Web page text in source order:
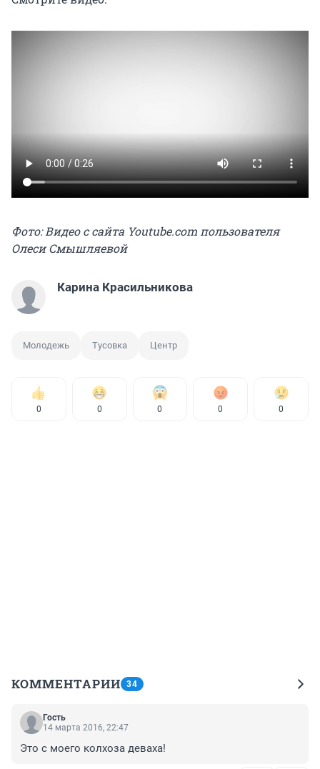
Фото: Видео с сайта Youtube.com пользователя
Олеси Смышляевой
Карина Красильникова
Молодежь Тусовка Центр
0 0 0 0 0
КОММЕНТАРИИ 34
Гость
14 марта 2016, 22:47
Это с моего колхоза деваха!